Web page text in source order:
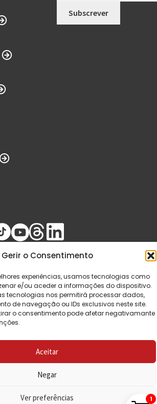
Gerir o Consentimento
experiências, usamos tecnologias como
e/ou aceder a informações do dispositivo.
tecnologias nos permitirá processar dados,
de navegação ou IDs exclusivos neste site.
o consentimento pode afetar negativamante
Aceitar
Negar
Ver preferências
Saída de Emergência. Todos os
direitos reservados.
1